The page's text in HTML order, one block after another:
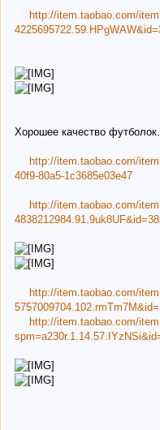
http://item.taobao.com/
Хорошее качество
http://item.taobao.com/
40f9-80a5-1c3685e03e47
http://item.taobao.com/
http://item.taobao.com/
http://item.taobao.com/